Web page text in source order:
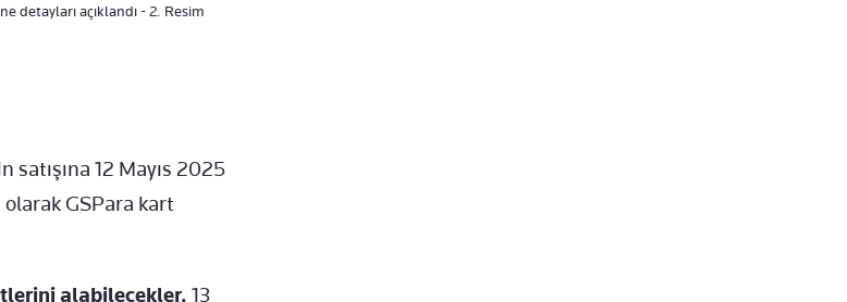
detayları açıklandı - 2. Resim
12 Mayıs 2025
GSPara kart
alabilecekler. 13